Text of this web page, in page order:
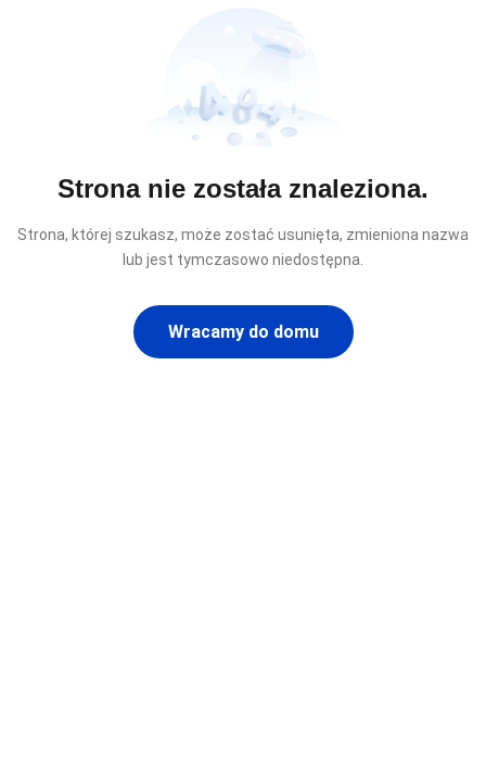
Strona nie została znaleziona.
Strona, której szukasz, może zostać usunięta, zmieniona nazwa
lub jest tymczasowo niedostępna.
Wracamy do domu